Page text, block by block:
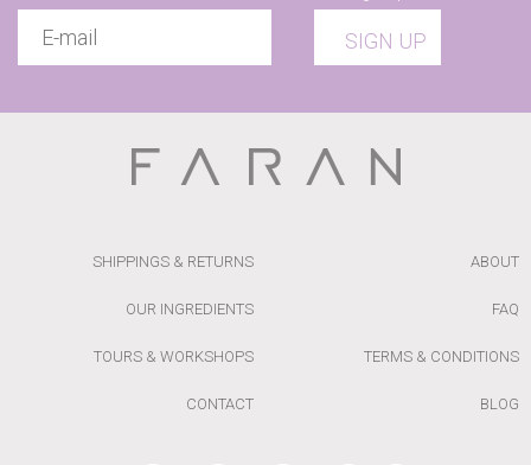
SIGN UP
ABOUT
SHIPPINGS & RETURNS
FAQ
OUR INGREDIENTS
TERMS & CONDITIONS
TOURS & WORKSHOPS
BLOG
CONTACT